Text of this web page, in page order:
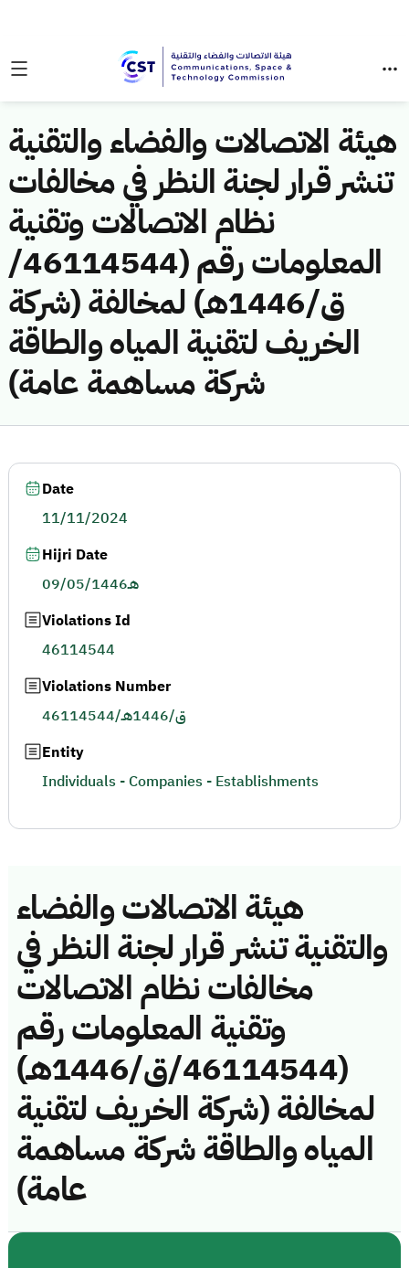
هيئة الاتصالات والفضاء والتقنية
تنشر قرار لجنة النظر في مخالفات
نظام الاتصالات وتقنية
المعلومات رقم (46114544/
ق/1446هـ) لمخالفة (شركة
الخريف لتقنية المياه والطاقة
شركة مساهمة عامة)
هيئة الاتصالات والفضاء
والتقنية تنشر قرار لجنة النظر في
مخالفات نظام الاتصالات
وتقنية المعلومات رقم
(46114544/ق/1446هـ)
لمخالفة (شركة الخريف لتقنية
المياه والطاقة شركة مساهمة
عامة)
Date
11/11/2024
Hijri Date
09/05/1446هـ
Violations Id
46114544
Violations Number
46114544/ق/1446هـ
Entity
Individuals - Companies - Establishments